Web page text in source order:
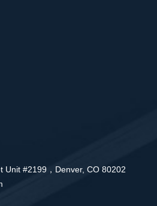
Unit #2199，Denver, CO 80202